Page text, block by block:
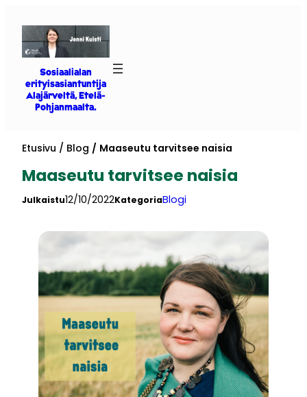
sisältöön
Sosiaalialan
erityisasiantuntija
Alajärveltä, Etelä-
Pohjanmaalta.
Etusivu Blog Maaseutu tarvitsee naisia
Maaseutu tarvitsee naisia
Julkaistu12/10/2022KategoriaBlogi